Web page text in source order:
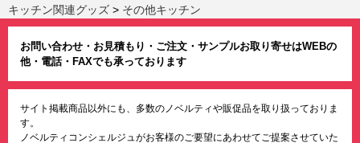
キッチン関連グッズ > その他キッチン
お問い合わせ・お見積もり・ご注文・サンプルお取り寄せはWEBの
他・電話・FAXでも承っております
サイト掲載商品以外にも、多数のノベルティや販促品を取り扱っておりま
す。
ノベルティコンシェルジュがお客様のご要望にあわせてご提案させていた